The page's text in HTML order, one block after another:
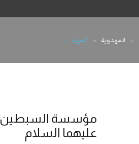
المهدوية المزيد
مؤسسة السبطين
عليهما السلام